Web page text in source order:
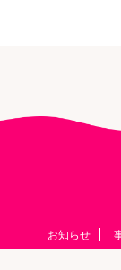
お知らせ